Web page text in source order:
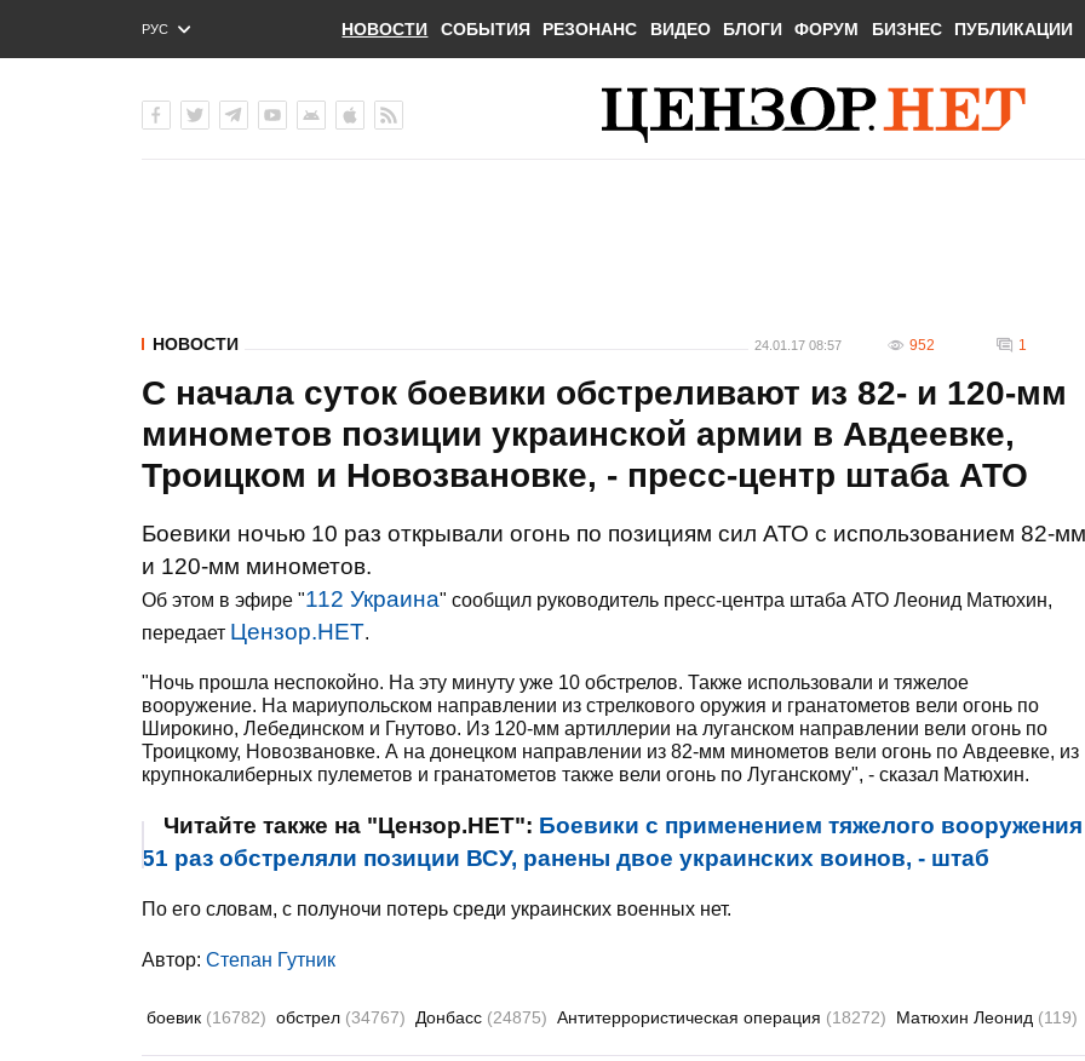
РУС
ENG
НОВОСТИ СОБЫТИЯ РЕЗОНАНС ВИДЕО БЛОГИ ФОРУМ БИЗНЕС ПУБЛИКАЦИИ
НОВОСТИ 24.01.17 08:57 952 1
С начала суток боевики обстреливают из 82- и 120-мм
минометов позиции украинской армии в Авдеевке,
Троицком и Новозвановке, - пресс-центр штаба АТО
Боевики ночью 10 раз открывали огонь по позициям сил АТО с использованием 82-мм
и 120-мм минометов.
Об этом в эфире "112 Украина" сообщил руководитель пресс-центра штаба АТО Леонид Матюхин,
передает Цензор.НЕТ.
"Ночь прошла неспокойно. На эту минуту уже 10 обстрелов. Также использовали и тяжелое
вооружение. На мариупольском направлении из стрелкового оружия и гранатометов вели огонь по
Широкино, Лебединском и Гнутово. Из 120-мм артиллерии на луганском направлении вели огонь по
Троицкому, Новозвановке. А на донецком направлении из 82-мм минометов вели огонь по Авдеевке, из
крупнокалиберных пулеметов и гранатометов также вели огонь по Луганскому", - сказал Матюхин.
Читайте также на "Цензор.НЕТ": Боевики с применением тяжелого вооружения
51 раз обстреляли позиции ВСУ, ранены двое украинских воинов, - штаб
По его словам, с полуночи потерь среди украинских военных нет.
Автор: Степан Гутник
боевик (16782) обстрел (34767) Донбасс (24875) Антитеррористическая операция (18272) Матюхин Леонид (119)